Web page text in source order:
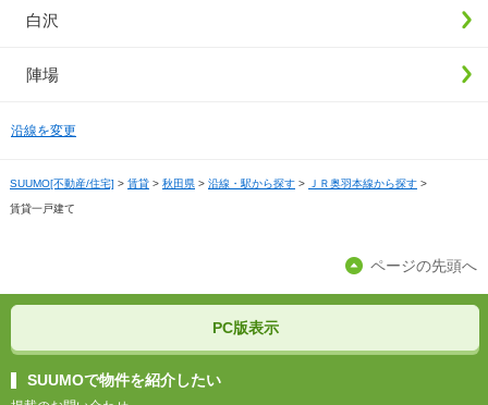
白沢
陣場
沿線を変更
SUUMO[不動産/住宅] > 賃貸 > 秋田県 > 沿線・駅から探す > ＪＲ奥羽本線から探す >
賃貸一戸建て
ページの先頭へ
PC版表示
SUUMOで物件を紹介したい